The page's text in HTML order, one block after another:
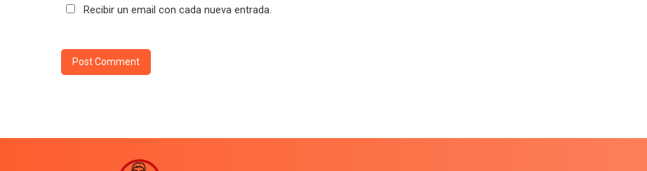
Recibir un email con cada nueva entrada.